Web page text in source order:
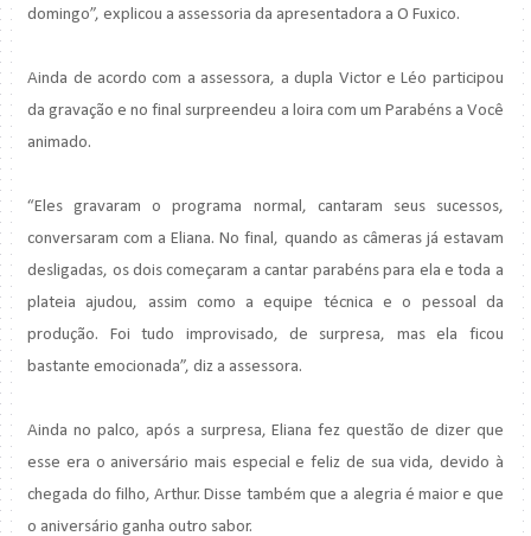
domingo”, explicou a assessoria da apresentadora a O Fuxico.
Ainda de acordo com a assessora, a dupla Victor e Léo participou
da gravação e no final surpreendeu a loira com um Parabéns a Você
animado.
“Eles gravaram o programa normal, cantaram seus sucessos,
conversaram com a Eliana. No final, quando as câmeras já estavam
desligadas, os dois começaram a cantar parabéns para ela e toda a
plateia ajudou, assim como a equipe técnica e o pessoal da
produção. Foi tudo improvisado, de surpresa, mas ela ficou
bastante emocionada”, diz a assessora.
Ainda no palco, após a surpresa, Eliana fez questão de dizer que
esse era o aniversário mais especial e feliz de sua vida, devido à
chegada do filho, Arthur. Disse também que a alegria é maior e que
o aniversário ganha outro sabor.